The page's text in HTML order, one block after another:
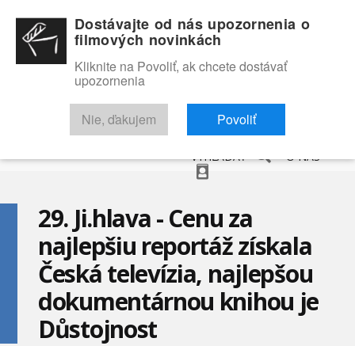
RECENZIE TRAILERY FILMOVÁ DATABÁZA
VYHĽADAŤ O NÁS
29. Ji.hlava - Cenu za
najlepšiu reportáž získala
Česká televízia, najlepšou
dokumentárnou knihou je
Důstojnost
Dostávajte od nás upozornenia o
filmových novinkách
Kliknite na Povoliť, ak chcete dostávať
upozornenia
Nie, ďakujem Povoliť